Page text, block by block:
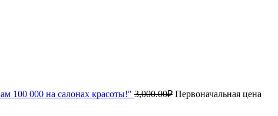
100 000 на салонах красоты!" 3,000.00₽ Первоначальная цена